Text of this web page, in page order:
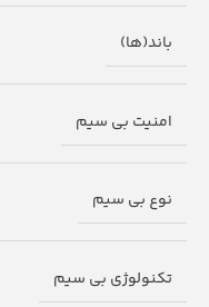
باند(ها)
امنیت بی سیم
نوع بی سیم
تکنولوژی بی سیم